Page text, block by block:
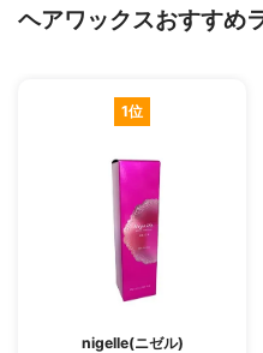
ヘアワックスおすすめ
1位
nigelle(ニゼル)